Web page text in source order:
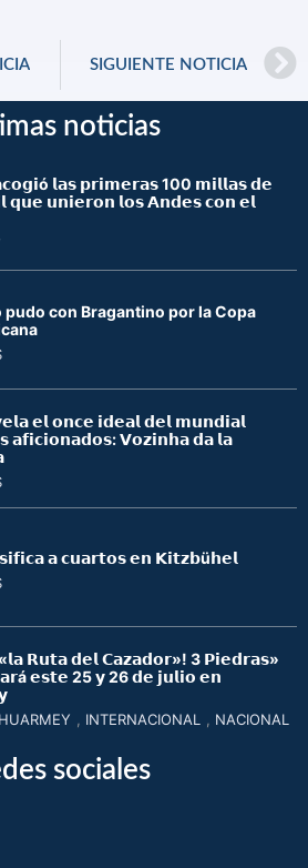
SIGUIENTE NOTICIA
noticias
𝗹𝗮𝘀 𝗽𝗿𝗶𝗺𝗲𝗿𝗮𝘀 100 𝗺𝗶𝗹𝗹𝗮𝘀 𝗱𝗲
𝗾𝘂𝗲 𝘂𝗻𝗶𝗲𝗿𝗼𝗻 𝗹𝗼𝘀 𝗔𝗻𝗱𝗲𝘀 𝗰𝗼𝗻 𝗲𝗹
pudo con Bragantino por la Copa
𝗲𝗹 𝗼𝗻𝗰𝗲 𝗶𝗱𝗲𝗮𝗹 𝗱𝗲𝗹 𝗺𝘂𝗻𝗱𝗶𝗮𝗹
𝗮𝗳𝗶𝗰𝗶𝗼𝗻𝗮𝗱𝗼𝘀: 𝗩𝗼𝘇𝗶𝗻𝗵𝗮 𝗱𝗮 𝗹𝗮
𝗮 𝗰𝘂𝗮𝗿𝘁𝗼𝘀 𝗲𝗻 𝗞𝗶𝘁𝘇𝗯ü𝗵𝗲𝗹
𝗥𝘂𝘁𝗮 𝗱𝗲𝗹 𝗖𝗮𝘇𝗮𝗱𝗼𝗿»! 3 𝗣𝗶𝗲𝗱𝗿𝗮𝘀»
𝗲𝘀𝘁𝗲 25 𝘆 26 𝗱𝗲 𝗷𝘂𝗹𝗶𝗼 𝗲𝗻
HUARMEY , INTERNACIONAL , NACIONAL
sociales